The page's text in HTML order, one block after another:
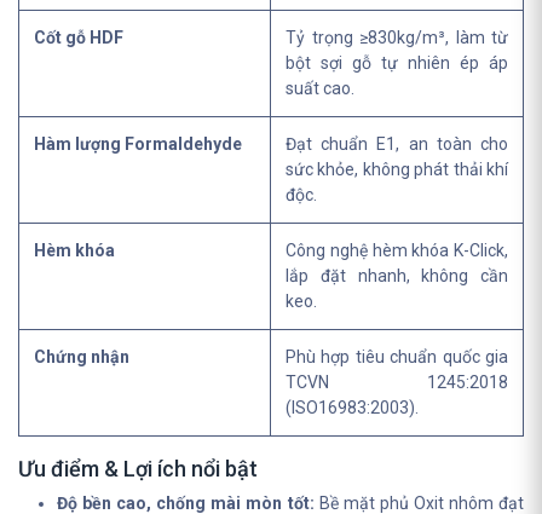
Cốt gỗ HDF
Tỷ trọng ≥830kg/m³, làm từ
bột sợi gỗ tự nhiên ép áp
suất cao.
Hàm lượng Formaldehyde
Đạt chuẩn E1, an toàn cho
sức khỏe, không phát thải khí
độc.
Hèm khóa
Công nghệ hèm khóa K-Click,
lắp đặt nhanh, không cần
keo.
Chứng nhận
Phù hợp tiêu chuẩn quốc gia
TCVN 1245:2018
(ISO16983:2003).
Ưu điểm & Lợi ích nổi bật
Độ bền cao, chống mài mòn tốt: Bề mặt phủ Oxit nhôm đạt